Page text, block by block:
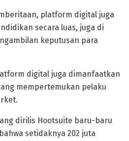
platform digital juga
secara luas, juga di
keputusan para
digital juga dimanfaatkan
mempertemukan pelaku
dirilis Hootsuite baru-baru
setidaknya 202 juta